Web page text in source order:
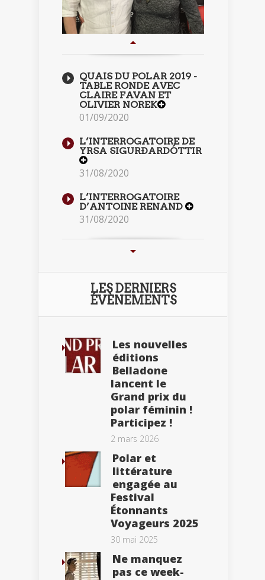
QUAIS DU POLAR 2019 -
TABLE RONDE AVEC
CLAIRE FAVAN ET
OLIVIER NOREK
01/09/2020
L’INTERROGATOIRE DE
YRSA SIGURÐARDÓTTIR
31/08/2020
L’INTERROGATOIRE
D’ANTOINE RENAND
31/08/2020
LES DERNIERS
ÉVÈNEMENTS
Les nouvelles
éditions
Belladone
lancent le
Grand prix du
polar féminin !
Participez !
2 mars 2026
Polar et
littérature
engagée au
Festival
Étonnants
Voyageurs 2025
30 mai 2025
Ne manquez
pas ce week-